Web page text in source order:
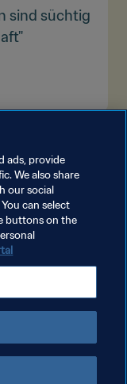
sind süchtig
ads, provide
We also share
our social
can select
buttons on the